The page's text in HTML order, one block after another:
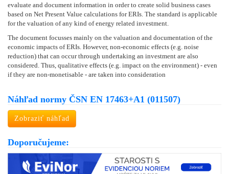
evaluate and document information in order to create solid business cases
based on Net Present Value calculations for ERIs. The standard is applicable
for the valuation of any kind of energy related investment.
The document focusses mainly on the valuation and documentation of the
economic impacts of ERIs. However, non-economic effects (e.g. noise
reduction) that can occur through undertaking an investment are also
considered. Thus, qualitative effects (e.g. impact on the environment) - even
if they are non-monetisable - are taken into consideration
Náhľad normy ČSN EN 17463+A1 (011507)
Zobraziť náhľad
Doporučujeme: